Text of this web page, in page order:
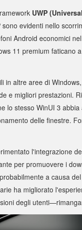
UWP
sono evidenti nello
Android economici
11 premium faticano
in altre aree di
e migliori prestazioni.
lo stesso WinUI 3
delle finestre.
l'integrazione
per promuovere i
a causa
ha migliorato
degli